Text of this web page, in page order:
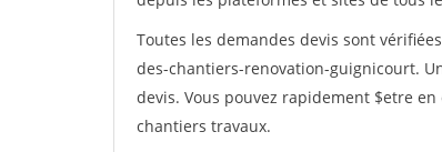
Toutes les demandes devis sont
des-chantiers-renovation-guignicourt.
devis. Vous pouvez rapidement $etre
chantiers travaux.